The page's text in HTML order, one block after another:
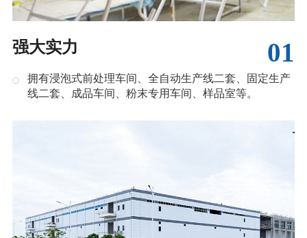
01
强大实力
拥有浸泡式前处理车间、全自动生产线二套、固定生产
线二套、成品车间、粉末专用车间、样品室等。